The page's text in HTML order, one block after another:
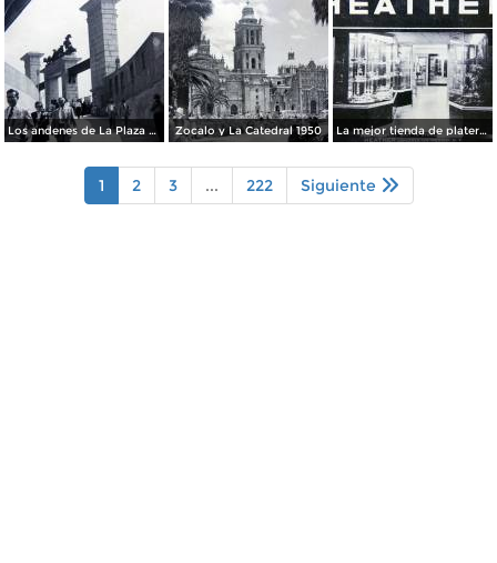
Los andenes de La Plaza de toros Ciudad de México 1950 Zocalo y La Catedral 1950 La mejor tienda de plateria.
1 2 3 ... 222 Siguiente